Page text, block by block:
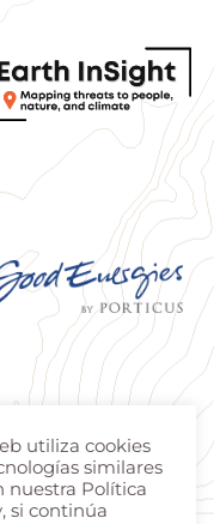
| Produzido por
utiliza cookies
similares
nuestra Política
si continúa